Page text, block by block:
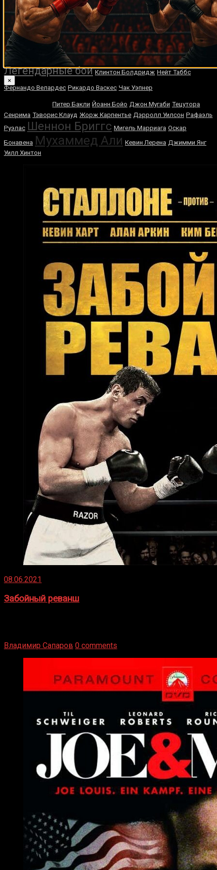
Пьер Кицер Майк Маккаллум Адам Дайнес Вилли Уоррен Кортни
Фрай Чокчай Чокквиват Вилли Лимонд
Диего Магдалено
Альфредо Ангуло
Джорджио Кампанелла Педро Хавьер Торрес
Томми Фарр Уго Пинеда Терри Портер Айзек Чилемба Дастин
Порье
Тони Менефи Гарольд Бразье Расселл Частин Талита
Аленкар
Чарли Полит Гэри Расселл Пинклон Томас
Легендарные бои Клинтон Болдридж Нейт Таббс
Фернандо Велардес Рикардо Васкес Чак Уэпнер
Питер Бакли Йоанн Бойо Джон Мугаби Тецутора
Сенрима Тэворис Клауд Жорж Карпентье Дэрролл Уилсон Рафаэль
Руэлас Шеннон Бриггс Мигель Марриага Оскар
Бонавена Мухаммед Али Кевин Лерена Джимми Янг
Уилл Хинтон
08.06.2021
Забойный реванш
Владимир Сапаров 0 comments
×